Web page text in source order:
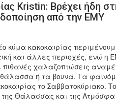
Kristin: Βρέχει ήδη
από την ΕΜΥ
κύμα κακοκαιρίας
και άλλες περιοχές, ενώ η
πιθανές χαλαζοπτώσεις
θάλασσα ή τα βουνά. Τα
το Σαββατοκύριακο.
της Θάλασσας και της